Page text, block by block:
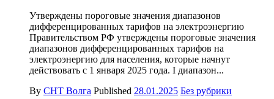
Утверждены пороговые значения диапазонов
дифференцированных тарифов на электроэнергию
Правительством РФ утверждены пороговые значения
диапазонов дифференцированных тарифов на
электроэнергию для населения, которые начнут
действовать с 1 января 2025 года. I диапазон...
By СНТ Волга Published 28.01.2025 Без рубрики